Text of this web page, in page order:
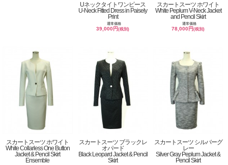
Uネックタイトワンピース
U-Neck Fitted Dress in Paisely
Print
通常価格
39,000円(税別)
スカートスーツ ホワイト
White Peplum V-Neck Jacket
and Pencil Skirt
通常価格
78,000円(税別)
スカートスーツ ホワイト
White Collarless One Button
Jacket & Pencil Skirt
Ensemble
スカートスーツ ブラックレ
オパード
Black Leopard Jacket & Pencil
Skirt
スカートスーツ シルバーグ
レー
Silver Gray Peplum Jacket &
Pencil Skirt